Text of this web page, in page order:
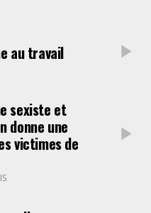
au travail
sexiste et
donne une
victimes de